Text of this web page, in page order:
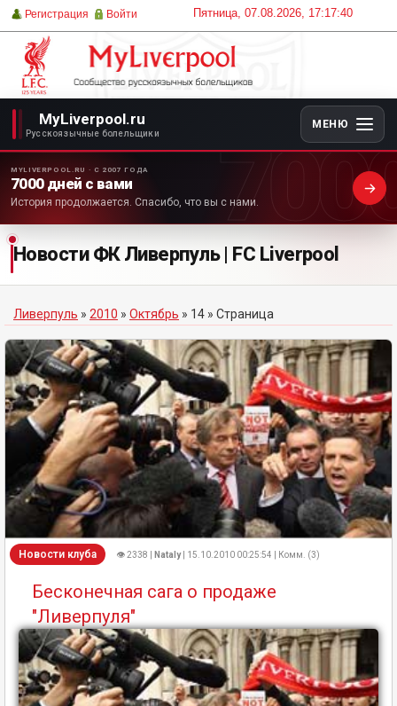
Пятница, 07.08.2026, 17:17:40
Регистрация Войти
MyLiverpool.ru
Русскоязычные болельщики
МЕНЮ
MYLIVERPOOL.RU · С 2007 ГОДА
7000 дней с вами
История продолжается. Спасибо, что вы с нами.
Новости ФК Ливерпуль | FC Liverpool
Ливерпуль » 2010 » Октябрь » 14 » Страница
Новости клуба 👁 2338 | Nataly| 15.10.2010 00:25:54 | Комм. (3)
Бесконечная сага о продаже
"Ливерпуля"